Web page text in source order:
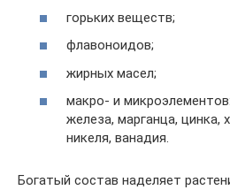
горьких веществ;
флавоноидов;
жирных масел;
макро- и
железа, марганца, цинка,
никеля, ванадия.
Богатый состав наделяет